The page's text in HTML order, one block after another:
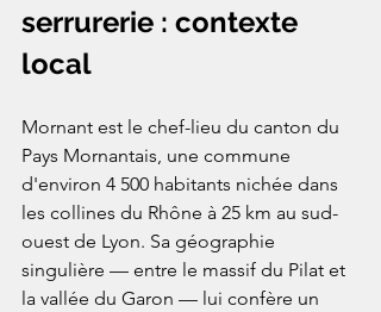
serrurerie : contexte
local
Mornant est le chef-lieu du canton du
Pays Mornantais, une commune
d'environ 4 500 habitants nichée dans
les collines du Rhône à 25 km au sud-
ouest de Lyon. Sa géographie
singulière — entre le massif du Pilat et
la vallée du Garon — lui confère un